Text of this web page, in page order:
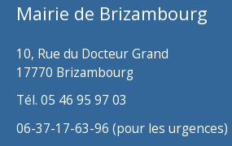
Mairie de Brizambourg
10, Rue du Docteur Grand
17770 Brizambourg
Tél. 05 46 95 97 03
06-37-17-63-96 (pour les urgences)